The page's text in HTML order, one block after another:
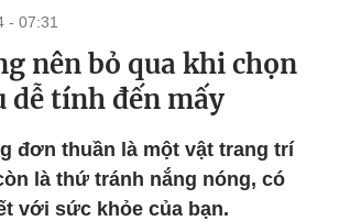
- 07:31
nên bỏ qua khi chọn
dễ tính đến mấy
đơn thuần là một vật trang trí
là thứ tránh nắng nóng, có
với sức khỏe của bạn.